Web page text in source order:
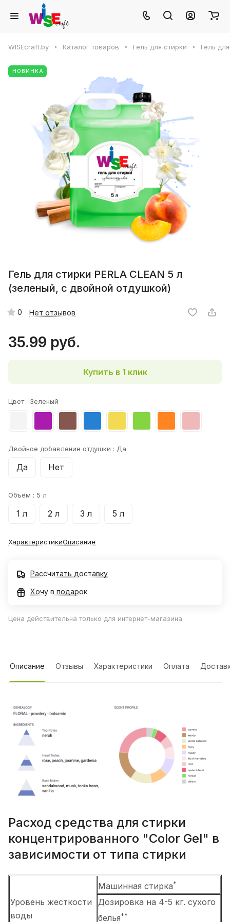
WISEcraft.by Каталог товаров Гель для стирки Гель
НОВИНКА
Гель для стирки PERLA CLEAN 5 л
(зеленый, с двойной отдушкой)
0 Нет отзывов
35.99 руб.
Купить в 1 клик
Цвет : Зеленый
Двойное добавление отдушки : Да
Да Нет
Объём : 5 л
1 л 2 л 3 л 5 л
ХарактеристикиОписание
Рассчитать доставку
Хочу в подарок
Цена действительна только для интернет-магазина.
Описание Отзывы Характеристики Оплата
Расход средства для стирки
концентрированного "Сolor Gel" в
зависимости от типа стирки
Уровень жесткости
воды
Машинная стирка*
Дозировка на 4-5 кг. сухого
белья**